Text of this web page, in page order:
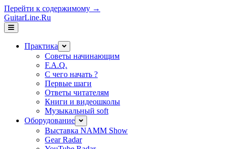
Перейти к содержимому →
GuitarLine.Ru
открыть
меню
Практика открыть
меню
Советы начинающим
F.A.Q.
С чего начать ?
Первые шаги
Ответы читателям
Книги и видеошколы
Музыкальный soft
Оборудование открыть
меню
Выставка NAMM Show
Gear Radar